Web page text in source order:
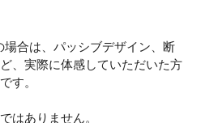
合は、パッシブデザイン、断
、実際に体感していただいた方
す。
はありません。